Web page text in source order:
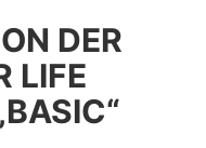
DER
LIFE